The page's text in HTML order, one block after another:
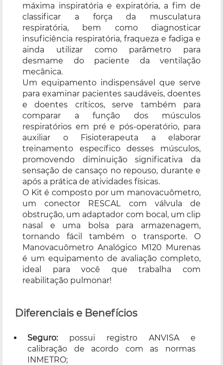
máxima inspiratória e expiratória, a fim de
classificar a força da musculatura
respiratória, bem como diagnosticar
insuficiência respiratória, fraqueza e fadiga e
ainda utilizar como parâmetro para
desmame do paciente da ventilação
mecânica.
Um equipamento indispensável que serve
para examinar pacientes saudáveis, doentes
e doentes críticos, serve também para
comparar a função dos músculos
respiratórios em pré e pós-operatório, para
auxiliar o Fisioterapeuta a elaborar
treinamento específico desses músculos,
promovendo diminuição significativa da
sensação de cansaço no repouso, durante e
após a prática de atividades físicas.
O Kit é composto por um manovacuômetro,
um conector RESCAL com válvula de
obstrução, um adaptador com bocal, um clip
nasal e uma bolsa para armazenagem,
tornando fácil também o transporte. O
Manovacuômetro Analógico M120 Murenas
é um equipamento de avaliação completo,
ideal para você que trabalha com
reabilitação pulmonar!
Diferenciais e Benefícios
Seguro:possui registro ANVISA e
calibração de acordo com as normas
INMETRO;